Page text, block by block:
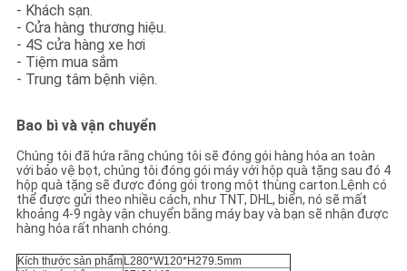
- Khách sạn.
- Cửa hàng thương hiệu.
- 4S cửa hàng xe hơi
- Tiệm mua sắm
- Trung tâm bệnh viện.
Bao bì và vận chuyển
Chúng tôi đã hứa rằng chúng tôi sẽ đóng gói hàng hóa an toàn
với bảo vệ bọt, chúng tôi đóng gói máy với hộp quà tặng sau đó 4
hộp quà tặng sẽ được đóng gói trong một thùng carton.Lệnh có
thể được gửi theo nhiều cách, như TNT, DHL, biển, nó sẽ mất
khoảng 4-9 ngày vận chuyển bằng máy bay và bạn sẽ nhận được
hàng hóa rất nhanh chóng.
Kích thước sản phẩmL280*W120*H279.5mm